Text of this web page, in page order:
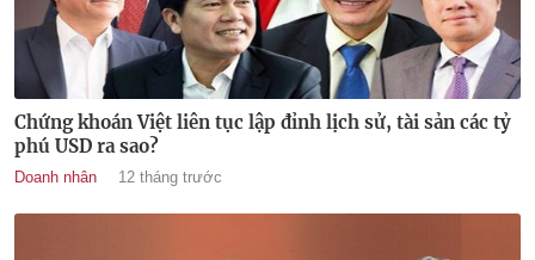
Chứng khoán Việt liên tục lập đỉnh lịch sử, tài sản các tỷ
phú USD ra sao?
Doanh nhân 12 tháng trước